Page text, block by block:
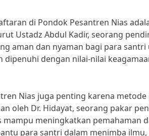
di Pondok Pesantren Nias
Ustadz Abdul Kadir, seorang
aman dan nyaman bagi para
dipenuhi dengan nilai-nilai
Nias juga penting karena
oleh Dr. Hidayat, seorang pakar
meningkatkan pemahaman
para santri dalam menimba